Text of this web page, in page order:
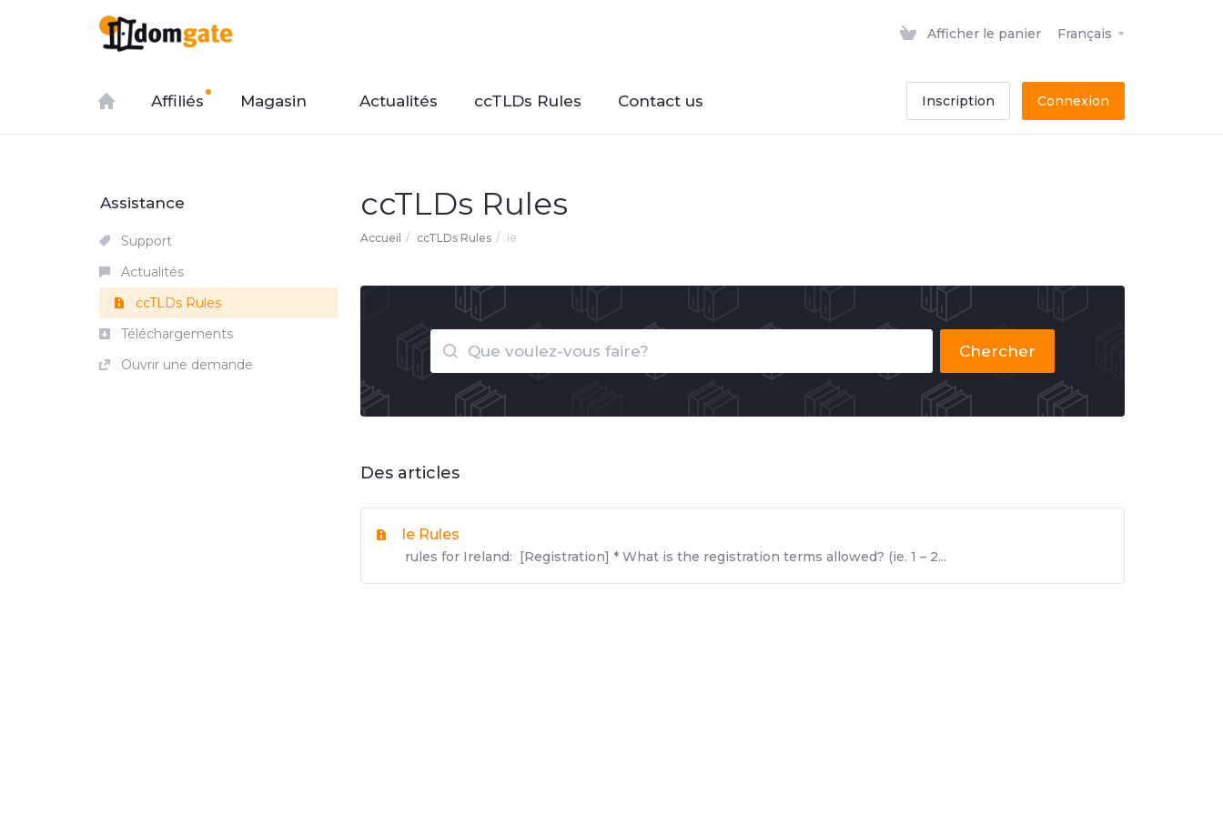
Afficher le panier Français
Affiliés Magasin Actualités ccTLDs Rules Contact us Inscription Connexion
ccTLDs Rules
Accueil ccTLDs Rules ie
Chercher
Des articles
Ie Rules
rules for Ireland: [Registration] * What is the registration terms allowed? (ie. 1 – 2...
Assistance
Support
Actualités
ccTLDs Rules
Téléchargements
Ouvrir une demande